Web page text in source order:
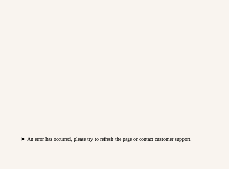
An error has occurred, please try to refresh the page or contact customer support.